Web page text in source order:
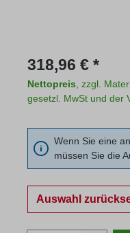
Regulärer Preis:
318,96 € *
Nettopreis , zzgl.
gesetzl. MwSt und der
Wenn Sie eine
müssen Sie die
Auswahl